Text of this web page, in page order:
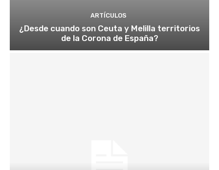
ARTÍCULOS
¿Desde cuando son Ceuta y Melilla territorios
de la Corona de España?